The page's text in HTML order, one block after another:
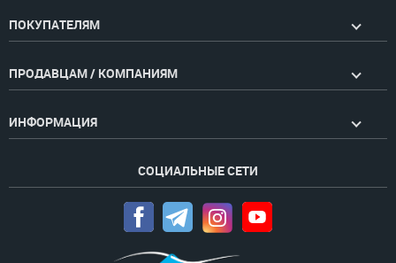
ПОКУПАТЕЛЯМ
ПРОДАВЦАМ / КОМПАНИЯМ
ИНФОРМАЦИЯ
СОЦИАЛЬНЫЕ СЕТИ